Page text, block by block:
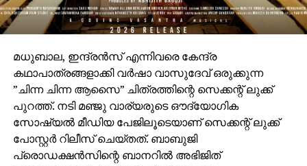
മധുബാല, ഇന്ദ്രന്‍സ് എന്നിവരെ കേന്ദ്ര
കഥാപാത്രങ്ങളാക്കി വര്‍ഷാ വാസുദേവ് ഒരുക്കുന്ന
”ചിന്ന ചിന്ന ആസൈ” ചിത്രത്തിന്റെ സെക്കന്റ് ലുക്ക്
പുറത്ത്. നടി മഞ്ജു വാര്യരുടെ ഔദ്യോഗിക
സോഷ്യല്‍ മീഡിയ പേജിലൂടെയാണ് സെക്കന്റ് ലുക്ക്
പോസ്റ്റര്‍ റിലീസ് ചെയ്തത്. ബാബുജി
പ്രൊഡക്ഷന്‍സിന്റെ ബാനറില്‍ അഭിജിത്